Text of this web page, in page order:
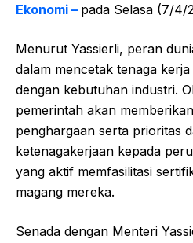
Ekonomi – pada Selasa (7/4/
Menurut Yassierli, peran
dalam mencetak tenaga
dengan kebutuhan industri.
pemerintah akan
penghargaan serta prioritas
ketenagakerjaan kepada
yang aktif memfasilitasi
magang mereka.
Senada dengan Menteri